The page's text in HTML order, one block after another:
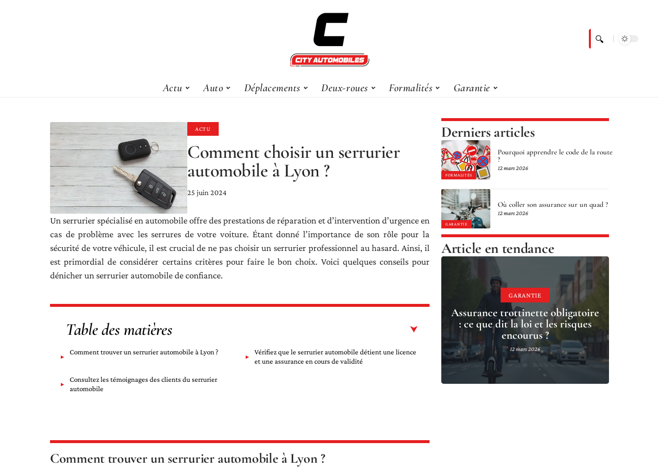
Actu Auto Déplacements Deux-roues Formalités Garantie
ACTU
Comment choisir un serrurier
automobile à Lyon ?
25 juin 2024
Un serrurier spécialisé en automobile offre des prestations de réparation et d’intervention d’urgence en
cas de problème avec les serrures de votre voiture. Étant donné l’importance de son rôle pour la
sécurité de votre véhicule, il est crucial de ne pas choisir un serrurier professionnel au hasard. Ainsi, il
est primordial de considérer certains critères pour faire le bon choix. Voici quelques conseils pour
dénicher un serrurier automobile de confiance.
Table des matières
Comment trouver un serrurier automobile à Lyon ?
Vérifiez que le serrurier automobile détient une licence
et une assurance en cours de validité
Consultez les témoignages des clients du serrurier
automobile
Comment trouver un serrurier automobile à Lyon ?
Derniers articles
FORMALITÉS
Pourquoi apprendre le code de la route
?
12 mars 2026
GARANTIE
Où coller son assurance sur un quad ?
12 mars 2026
Article en tendance
GARANTIE
Assurance trottinette obligatoire
: ce que dit la loi et les risques
encourus ?
12 mars 2026